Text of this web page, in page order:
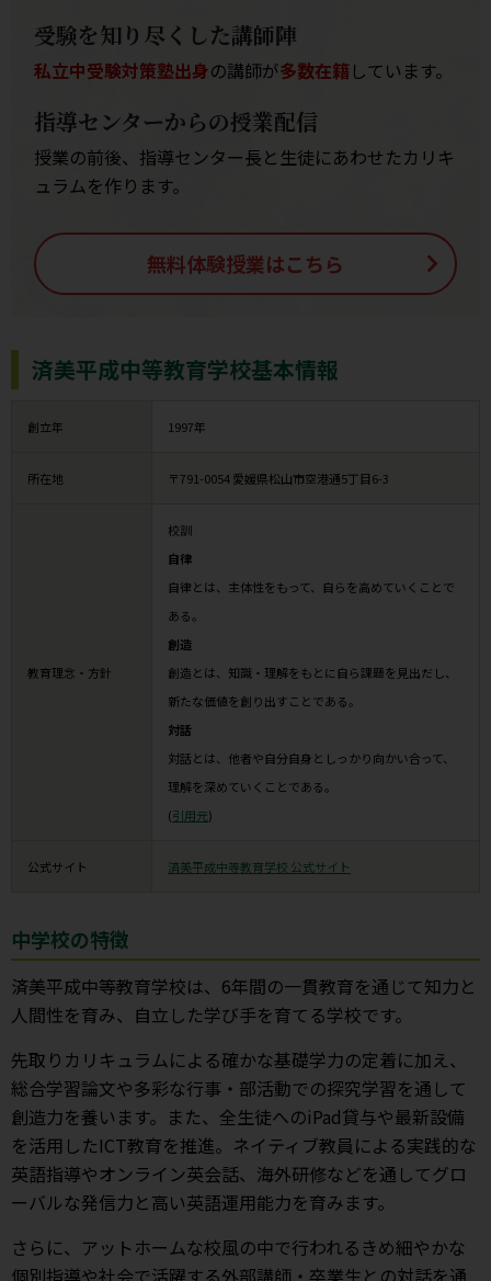
受験を知り尽くした講師陣
私立中受験対策塾出身の講師が多数在籍しています。
指導センターからの授業配信
授業の前後、指導センター長と生徒にあわせたカリキ
ュラムを作ります。
無料体験授業はこちら
済美平成中等教育学校基本情報
創立年 1997年
所在地 〒791-0054 愛媛県松山市空港通5丁目6-3
教育理念・方針
校訓
自律
自律とは、主体性をもって、自らを高めていくことで
ある。
創造
創造とは、知識・理解をもとに自ら課題を見出だし、
新たな価値を創り出すことである。
対話
対話とは、他者や自分自身としっかり向かい合って、
理解を深めていくことである。
(引用元)
公式サイト 済美平成中等教育学校 公式サイト
中学校の特徴
済美平成中等教育学校は、6年間の一貫教育を通じて知力と
人間性を育み、自立した学び手を育てる学校です。
先取りカリキュラムによる確かな基礎学力の定着に加え、
総合学習論文や多彩な行事・部活動での探究学習を通して
創造力を養います。また、全生徒へのiPad貸与や最新設備
を活用したICT教育を推進。ネイティブ教員による実践的な
英語指導やオンライン英会話、海外研修などを通してグロ
ーバルな発信力と高い英語運用能力を育みます。
さらに、アットホームな校風の中で行われるきめ細やかな
個別指導や社会で活躍する外部講師・卒業生との対話を通